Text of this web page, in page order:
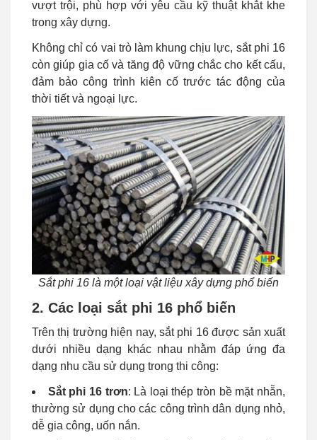
vượt trội, phù hợp với yêu cầu kỹ thuật khắt khe
trong xây dựng.
Không chỉ có vai trò làm khung chịu lực, sắt phi 16
còn giúp gia cố và tăng độ vững chắc cho kết cấu,
đảm bảo công trình kiên cố trước tác động của
thời tiết và ngoại lực.
Sắt phi 16 là một loại vật liệu xây dựng phổ biến
2. Các loại sắt phi 16 phổ biến
Trên thị trường hiện nay, sắt phi 16 được sản xuất
dưới nhiều dạng khác nhau nhằm đáp ứng đa
dạng nhu cầu sử dụng trong thi công:
Sắt phi 16 trơn: Là loại thép tròn bề mặt nhẵn,
thường sử dụng cho các công trình dân dụng nhỏ,
dễ gia công, uốn nắn.